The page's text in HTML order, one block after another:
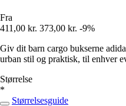
Fra
411,00 kr. 373,00 kr. -9%
Giv dit barn cargo bukserne
urban stil og praktisk, til enhver
Størrelse
*
Størrelsesguide